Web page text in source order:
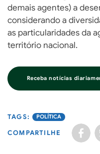
demais agentes) a
considerando a
as particularidades da
território nacional.
Receba notícias
POLÍTICA
COMPARTILHE